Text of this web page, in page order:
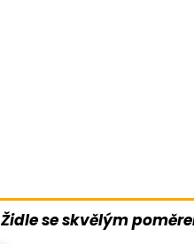
Židle se skvělým